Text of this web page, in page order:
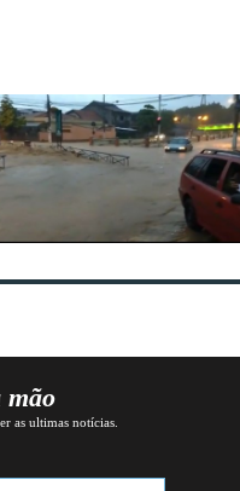
mão
as ultimas notícias.